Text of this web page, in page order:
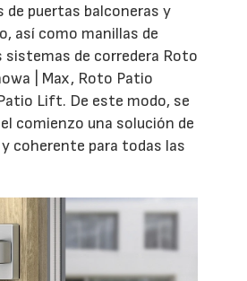
de puertas balconeras y
así como manillas de
sistemas de corredera Roto
| Max, Roto Patio
Lift. De este modo, se
comienzo una solución de
coherente para todas las